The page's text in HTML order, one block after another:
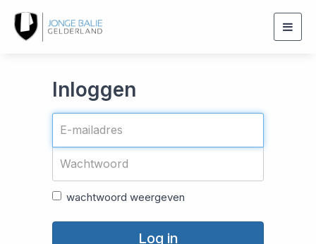
Inloggen
wachtwoord weergeven
Log in